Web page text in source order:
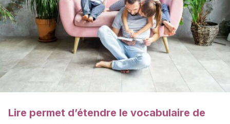
Lire permet d’étendre le vocabulaire de